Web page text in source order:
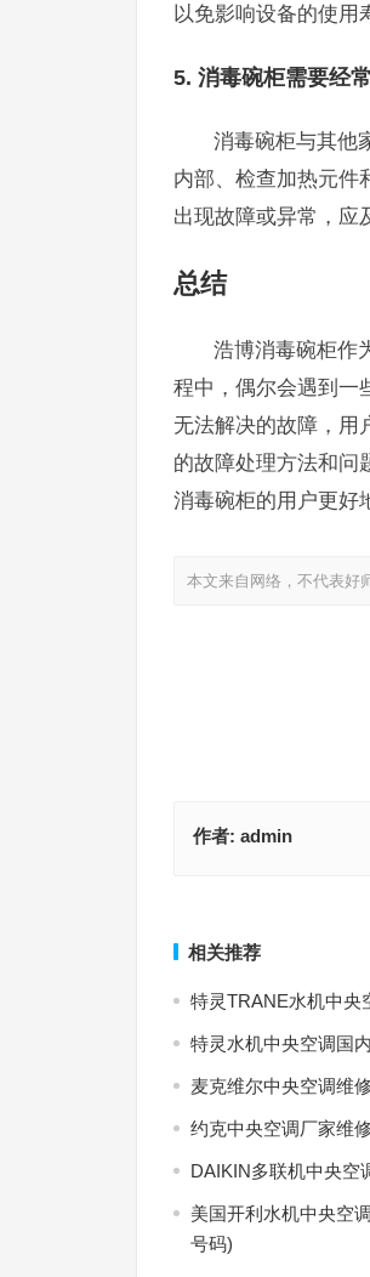
以免影响设备的使用
5. 消毒碗柜需要经
消毒碗柜与其他
内部、检查加热元件
出现故障或异常，应
总结
浩博消毒碗柜作
程中，偶尔会遇到一
无法解决的故障，用
的故障处理方法和问
消毒碗柜的用户更好
本文来自网络，不代表好
作者: admin
相关推荐
特灵TRANE水机中央
特灵水机中央空调国
麦克维尔中央空调维
约克中央空调厂家维
DAIKIN多联机中央空
美国开利水机中央空
号码)